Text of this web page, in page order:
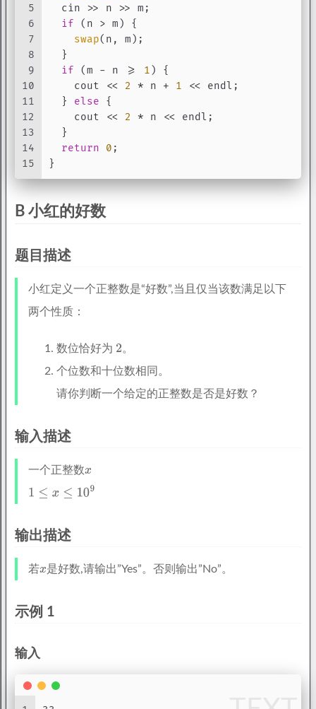
5
6
7
8
9
10
11
12
13
14
15
  cin >> n >> m;
if (n > m) {
swap(n, m);
  }
if (m - n >= 1 ) {
    cout <<
2 * n + 1 << endl;
  }
else {
    cout <<
2
* n << endl;
  }
return
0 ;
}
B 小红的好数
题目描述
小红定义一个正整数是“好数”,当且仅当该数满足以下
两个性质：
数位恰好为
。
个位数和十位数相同。
请你判断一个给定的正整数是否是好数？
输入描述
一个正整数
输出描述
若 是好数,请输出”Yes”。否则输出”No”。
示例 1
输入